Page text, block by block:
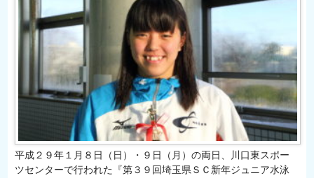
平成２９年１月８日（日）・９日（月）の両日、川口東スポー
ツセンターで行われた『第３９回埼玉県ＳＣ新年ジュニア水泳